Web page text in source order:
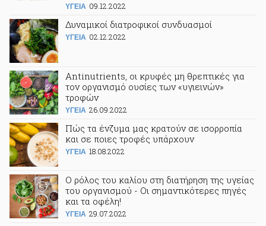
ΥΓΕΙΑ 09.12.2022
Δυναμικοί διατροφικοί συνδυασμοί
ΥΓΕΙΑ 02.12.2022
Antinutrients, οι κρυφές μη θρεπτικές για
τον οργανισμό ουσίες των «υγιεινών»
τροφών
ΥΓΕΙΑ 26.09.2022
Πώς τα ένζυμα μας κρατούν σε ισορροπία
και σε ποιες τροφές υπάρχουν
ΥΓΕΙΑ 18.08.2022
Ο ρόλος του καλίου στη διατήρηση της υγείας
του οργανισμού - Οι σημαντικότερες πηγές
και τα οφέλη!
ΥΓΕΙΑ 29.07.2022